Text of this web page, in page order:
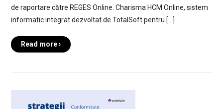
de raportare către REGES Online. Charisma HCM Online, sistem
informatic integrat dezvoltat de TotalSoft pentru […]
Read more ›